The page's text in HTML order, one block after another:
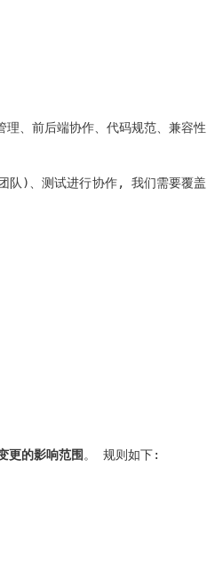
理、前后端协作、代码规范、兼容性
队)、测试进行协作, 我们需要覆盖
更的影响范围。 规则如下: